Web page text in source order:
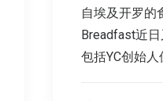
自埃及开罗的
Breadfast近
包括YC创始人